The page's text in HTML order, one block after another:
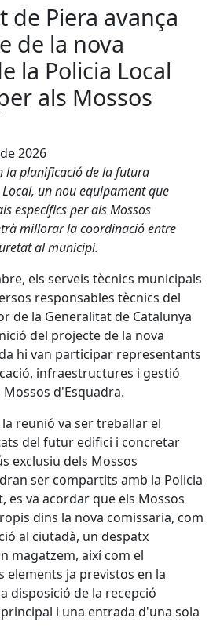
de Piera avança
de la nova
la Policia Local
als Mossos
2026
la planificació de la futura
un nou equipament que
específics per als Mossos
millorar la coordinació entre
al municipi.
els serveis tècnics municipals
responsables tècnics del
de la Generalitat de Catalunya
del projecte de la nova
hi van participar representants
infraestructures i gestió
d'Esquadra.
reunió va ser treballar el
del futur edifici i concretar
exclusiu dels Mossos
ser compartits amb la Policia
es va acordar que els Mossos
dins la nova comissaria, com
al ciutadà, un despatx
magatzem, així com el
ja previstos en la
disposició de la recepció
i una entrada d'una sola